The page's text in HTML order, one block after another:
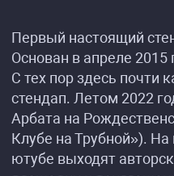
Первый настоящий
Основан в апреле 2015
С тех пор здесь почти
стендап. Летом 2022
Арбата на
Клубе на Трубной»). На
ютубе выходят